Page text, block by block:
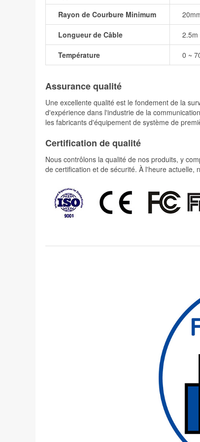
Rayon de Courbure Minimum
Longueur de Câble 2.5m
Température 0 ~
Assurance qualité
Une excellente qualité est le fondement de la
d'expérience dans l'industrie de la
les fabricants d'équipement de système de
Certification de qualité
Nous contrôlons la qualité de nos produits, y
de certification et de sécurité. À l'heure actuelle,